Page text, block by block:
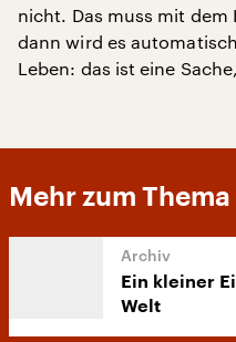
nicht. Das muss mit
dann wird es
Leben: das ist eine
Mehr zum Thema
Ein kleiner
Welt